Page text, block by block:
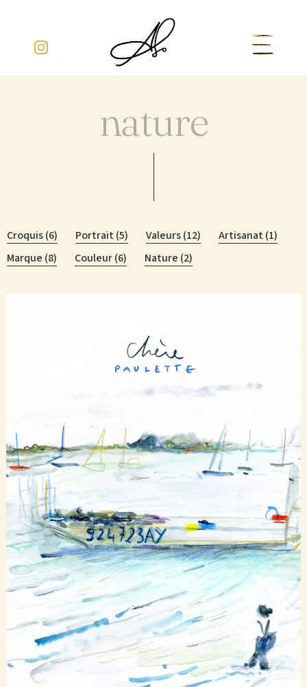
contenu
nature
Croquis (6) Portrait (5) Valeurs (12)
Artisanat (1)
Marque (8)
Couleur (6) Nature (2)